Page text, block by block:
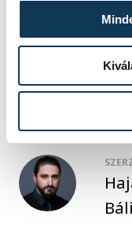
állatvédelem